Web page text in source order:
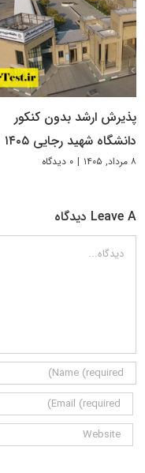
پذیرش ارشد بدون کنکور
دانشگاه شهید رجایی ۱۴۰۵
۸ مرداد, ۱۴۰۵ | ۰ دیدگاه
Leave A دیدگاه
دیدگاه